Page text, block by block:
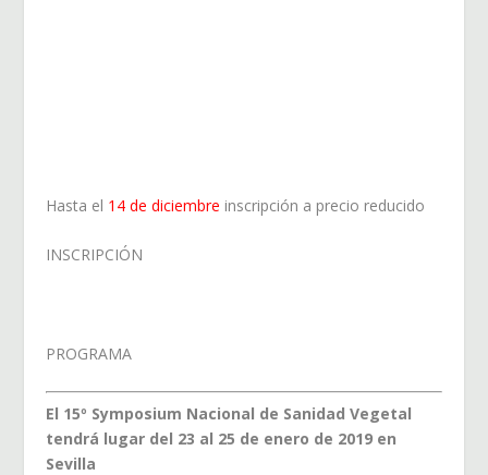
Hasta el 14 de diciembre inscripción a precio reducido
INSCRIPCIÓN
PROGRAMA
El 15º Symposium Nacional de Sanidad Vegetal
tendrá lugar del 23 al 25 de enero de 2019 en
Sevilla